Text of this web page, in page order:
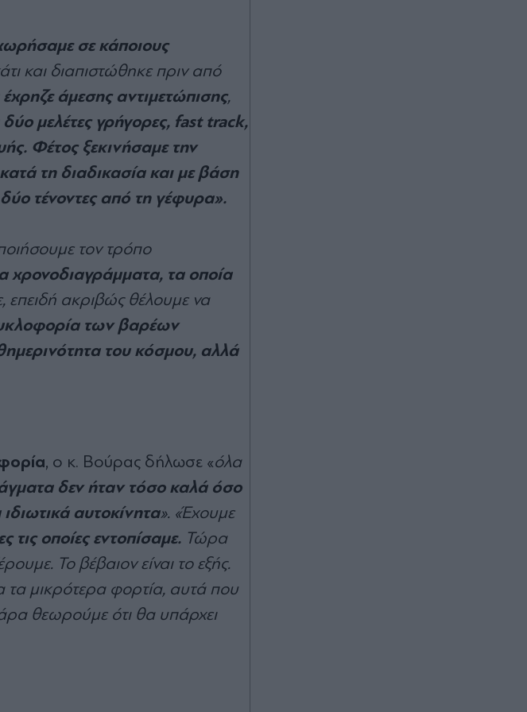
σε κάποιους
και διαπιστώθηκε πριν από
άμεσης αντιμετώπισης,
δύο μελέτες γρήγορες, fast track,
Φέτος ξεκινήσαμε την
τη διαδικασία και με βάση
τένοντες από τη γέφυρα».
τον τρόπο
χρονοδιαγράμματα, τα οποία
επειδή ακριβώς θέλουμε να
των βαρέων
του κόσμου, αλλά
, ο κ. Βούρας δήλωσε «όλα
δεν ήταν τόσο καλά όσο
αυτοκίνητα». «Έχουμε
τις οποίες εντοπίσαμε. Τώρα
Το βέβαιον είναι το εξής.
τα μικρότερα φορτία, αυτά που
θεωρούμε ότι θα υπάρχει